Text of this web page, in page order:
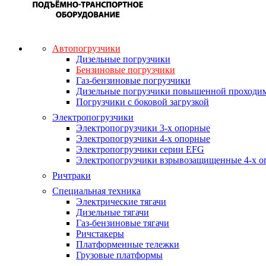
Автопогрузчики
Дизельные погрузчики
Бензиновые погрузчики
Газ-бензиновые погрузчики
Дизельные погрузчики повышенной
Погрузчики с боковой загрузкой
Электропогрузчики
Электропогрузчики 3-х опорные
Электропогрузчики 4-х опорные
Электропогрузчики серии EFG
Электропогрузчики взрывозащищенные 4-х
Ричтраки
Специальная техника
Электрические тягачи
Дизельные тягачи
Газ-бензиновые тягачи
Ричстакеры
Платформенные тележки
Грузовые платформы